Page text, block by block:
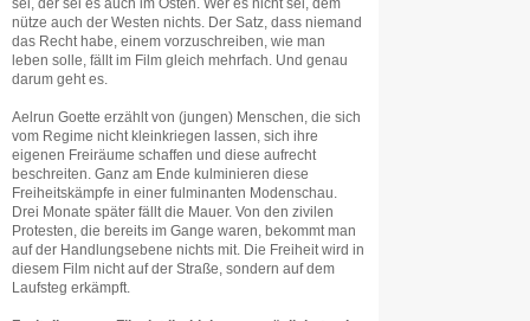
sei, der sei es auch im Osten. Wer es nicht sei, dem
nütze auch der Westen nichts. Der Satz, dass niemand
das Recht habe, einem vorzuschreiben, wie man
leben solle, fällt im Film gleich mehrfach. Und genau
darum geht es.
Aelrun Goette erzählt von (jungen) Menschen, die sich
vom Regime nicht kleinkriegen lassen, sich ihre
eigenen Freiräume schaffen und diese aufrecht
beschreiten. Ganz am Ende kulminieren diese
Freiheitskämpfe in einer fulminanten Modenschau.
Drei Monate später fällt die Mauer. Von den zivilen
Protesten, die bereits im Gange waren, bekommt man
auf der Handlungsebene nichts mit. Die Freiheit wird in
diesem Film nicht auf der Straße, sondern auf dem
Laufsteg erkämpft.